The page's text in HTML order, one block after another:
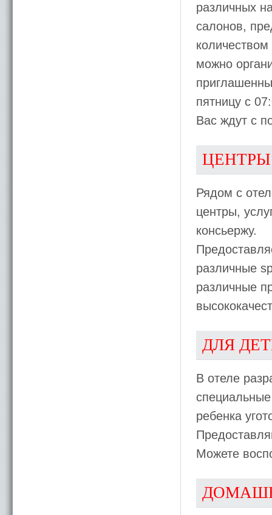
различных
салонов,
можно
пятницу с
Вас ждут с
Рядом с
центры,
консьержу.
различные
различные
ДЛЯ
В отеле
ребенка
Можете